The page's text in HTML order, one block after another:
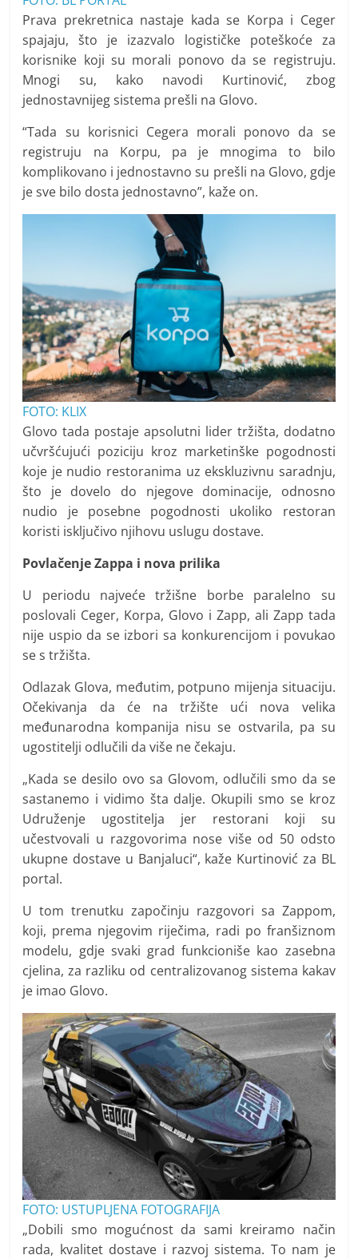
Prava prekretnica nastaje kada se Korpa i Ceger
spajaju, što je izazvalo logističke poteškoće za
korisnike koji su morali ponovo da se registruju.
Mnogi su, kako navodi Kurtinović, zbog
jednostavnijeg sistema prešli na Glovo.
“Tada su korisnici Cegera morali ponovo da se
registruju na Korpu, pa je mnogima to bilo
komplikovano i jednostavno su prešli na Glovo, gdje
je sve bilo dosta jednostavno”, kaže on.
FOTO: KLIX
Glovo tada postaje apsolutni lider tržišta, dodatno
učvršćujući poziciju kroz marketinške pogodnosti
koje je nudio restoranima uz ekskluzivnu saradnju,
što je dovelo do njegove dominacije, odnosno
nudio je posebne pogodnosti ukoliko restoran
koristi isključivo njihovu uslugu dostave.
Povlačenje Zappa i nova prilika
U periodu najveće tržišne borbe paralelno su
poslovali Ceger, Korpa, Glovo i Zapp, ali Zapp tada
nije uspio da se izbori sa konkurencijom i povukao
se s tržišta.
Odlazak Glova, međutim, potpuno mijenja situaciju.
Očekivanja da će na tržište ući nova velika
međunarodna kompanija nisu se ostvarila, pa su
ugostitelji odlučili da više ne čekaju.
„Kada se desilo ovo sa Glovom, odlučili smo da se
sastanemo i vidimo šta dalje. Okupili smo se kroz
Udruženje ugostitelja jer restorani koji su
učestvovali u razgovorima nose više od 50 odsto
ukupne dostave u Banjaluci“, kaže Kurtinović za BL
portal.
U tom trenutku započinju razgovori sa Zappom,
koji, prema njegovim riječima, radi po franšiznom
modelu, gdje svaki grad funkcioniše kao zasebna
cjelina, za razliku od centralizovanog sistema kakav
je imao Glovo.
FOTO: USTUPLJENA FOTOGRAFIJA
„Dobili smo mogućnost da sami kreiramo način
rada, kvalitet dostave i razvoj sistema. To nam je